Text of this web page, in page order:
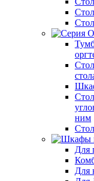
ним
Для
Для